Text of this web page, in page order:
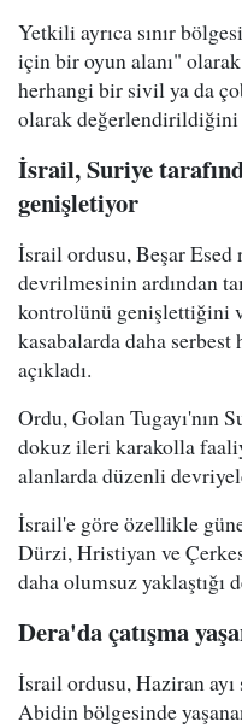
Yetkili ayrıca sınır
için bir oyun alanı"
herhangi bir sivil ya da
olarak değerlendirildiğini
İsrail, Suriye
genişletiyor
İsrail ordusu, Beşar
devrilmesinin ardından
kontrolünü genişlettiğini
kasabalarda daha serbest
açıkladı.
Ordu, Golan Tugayı'nın
dokuz ileri karakolla
alanlarda düzenli
İsrail'e göre özellikle
Dürzi, Hristiyan ve
daha olumsuz yaklaştığı
Dera'da çatışma
İsrail ordusu, Haziran
Abidin bölgesinde